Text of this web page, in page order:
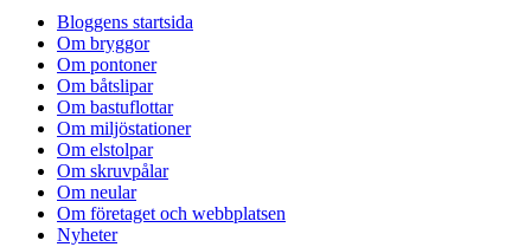
Bloggens startsida
Om bryggor
Om pontoner
Om båtslipar
Om bastuflottar
Om miljöstationer
Om elstolpar
Om skruvpålar
Om neular
Om företaget och webbplatsen
Nyheter